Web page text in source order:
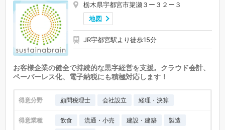
栃木県宇都宮市簗瀬３ー３２ー３
地図
JR宇都宮駅より徒歩15分
お客様企業の健全で持続的な黒字経営を支援。クラウド会計、
ペーパーレス化、電子納税にも積極対応します！
得意分野 顧問税理士 会社設立 経理・決算
得意業種 飲食 流通・小売 建設・建築
製造